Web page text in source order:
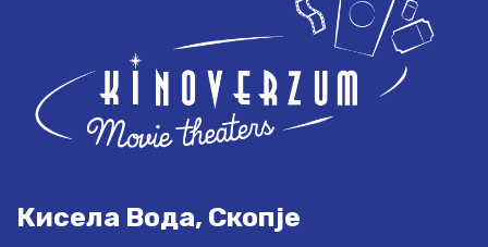
Кисела Вода, Скопје